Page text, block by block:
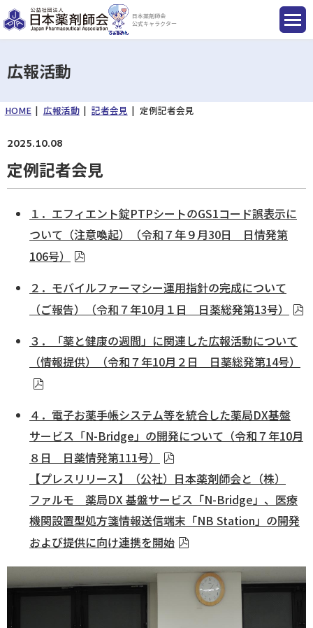
日本薬剤師会
公式キャラクター
国民のみなさまへ
薬剤師を目指す方へ
入会のご案内
ログイン
広報活動
HOME 広報活動 記者会見 定例記者会見
2025.10.08
定例記者会見
１．エフィエント錠PTPシートのGS1コード誤表示に
ついて（注意喚起）（令和７年９月30日 日情発第
106号）
２．モバイルファーマシー運用指針の完成について
（ご報告）（令和７年10月１日 日薬総発第13号）
３．「薬と健康の週間」に関連した広報活動について
（情報提供）（令和７年10月２日 日薬総発第14号）
４．電子お薬手帳システム等を統合した薬局DX基盤
サービス「N-Bridge」の開発について（令和７年10月
８日 日薬情発第111号）
【プレスリリース】（公社）日本薬剤師会と（株）
ファルモ 薬局DX 基盤サービス「N-Bridge」、医療
機関設置型処⽅箋情報送信端末「NB Station」の開発
および提供に向け連携を開始